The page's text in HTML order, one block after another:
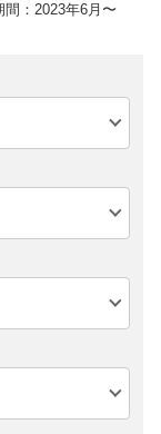
：2023年6月〜